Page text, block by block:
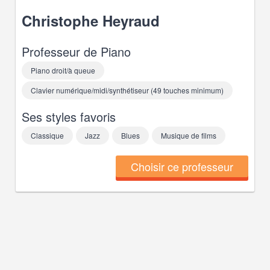
Christophe Heyraud
Professeur de Piano
Piano droit/à queue
Clavier numérique/midi/synthétiseur (49 touches minimum)
Ses styles favoris
Classique Jazz Blues Musique de films
Choisir ce professeur